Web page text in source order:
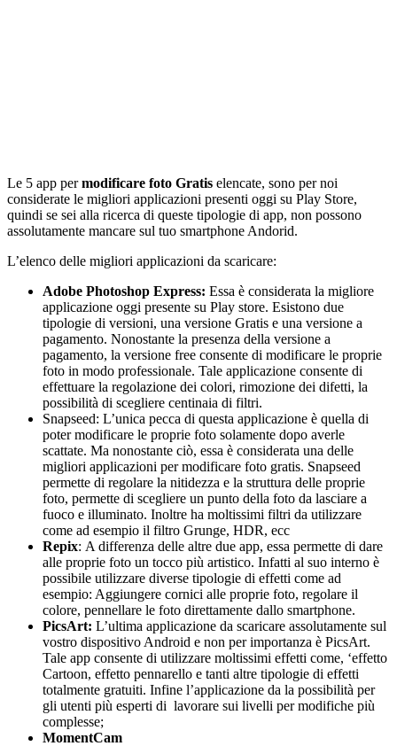
Le 5 app permodificare foto Gratis elencate, sono per noi
considerate le migliori applicazioni presenti oggi su Play Store,
quindi se sei alla ricerca di queste tipologie di app, non possono
assolutamente mancare sul tuo smartphone Andorid.
L’elenco delle migliori applicazioni da scaricare:
Adobe Photoshop Express: Essa è considerata la migliore
applicazione oggi presente su Play store. Esistono due
tipologie di versioni, una versione Gratis e una versione a
pagamento. Nonostante la presenza della versione a
pagamento, la versione free consente di modificare le proprie
foto in modo professionale. Tale applicazione consente di
effettuare la regolazione dei colori, rimozione dei difetti, la
possibilità di scegliere centinaia di filtri.
Snapseed: L’unica pecca di questa applicazione è quella di
poter modificare le proprie foto solamente dopo averle
scattate. Ma nonostante ciò, essa è considerata una delle
migliori applicazioni per modificare foto gratis. Snapseed
permette di regolare la nitidezza e la struttura delle proprie
foto, permette di scegliere un punto della foto da lasciare a
fuoco e illuminato. Inoltre ha moltissimi filtri da utilizzare
come ad esempio il filtro Grunge, HDR, ecc
Repix: A differenza delle altre due app, essa permette di dare
alle proprie foto un tocco più artistico. Infatti al suo interno è
possibile utilizzare diverse tipologie di effetti come ad
esempio: Aggiungere cornici alle proprie foto, regolare il
colore, pennellare le foto direttamente dallo smartphone.
PicsArt: L’ultima applicazione da scaricare assolutamente sul
vostro dispositivo Android e non per importanza è PicsArt.
Tale app consente di utilizzare moltissimi effetti come, ‘effetto
Cartoon, effetto pennarello e tanti altre tipologie di effetti
totalmente gratuiti. Infine l’applicazione da la possibilità per
gli utenti più esperti di lavorare sui livelli per modifiche più
complesse;
MomentCam